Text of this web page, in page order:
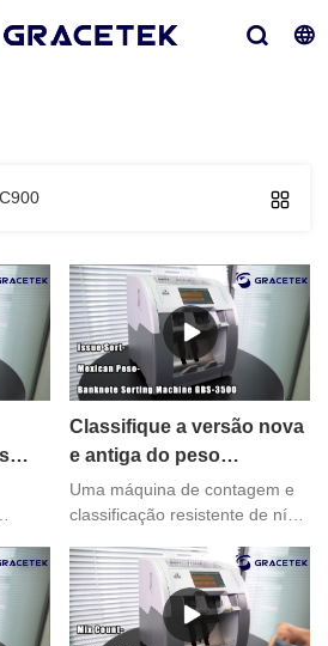
Classifique a versão nova
e antiga do peso
mexicano por
classificador de contas
Uma máquina de contagem e
classificação resistente de nível
pronta para ajudar seu
negócio. Ao contrário dos
classificadores de notas de
custo barato do mercado, a